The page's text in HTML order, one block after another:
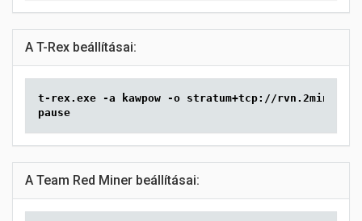
A T-Rex beállításai:
t-rex.exe -a kawpow -o stratum+tcp://
pause
A Team Red Miner beállításai: